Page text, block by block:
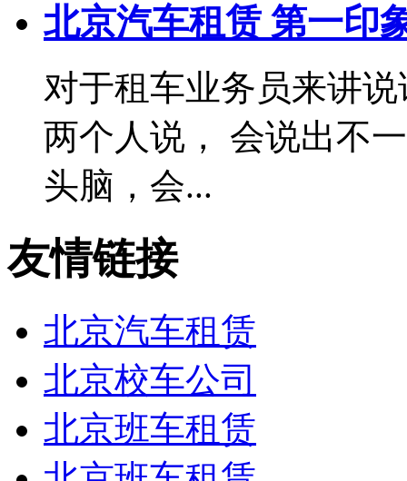
北京汽车租赁 第一印
对于租车业务员来讲
两个人说， 会说出不
头脑，会...
友情链接
北京汽车租赁
北京校车公司
北京班车租赁